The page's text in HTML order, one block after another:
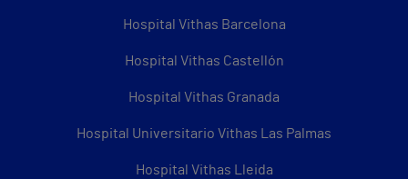
Hospital Vithas Barcelona
Hospital Vithas Castellón
Hospital Vithas Granada
Hospital Universitario Vithas Las Palmas
Hospital Vithas Lleida